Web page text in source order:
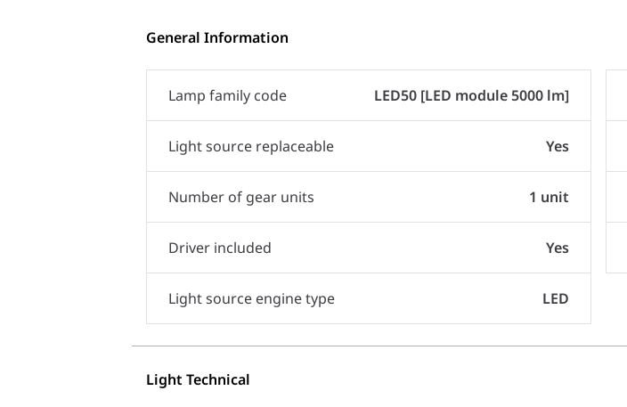
General Information
Lamp family code LED50 [LED module 5000 lm]
Light source replaceable Yes
Number of gear units 1 unit
Driver included Yes
Light source engine type LED
Light Technical